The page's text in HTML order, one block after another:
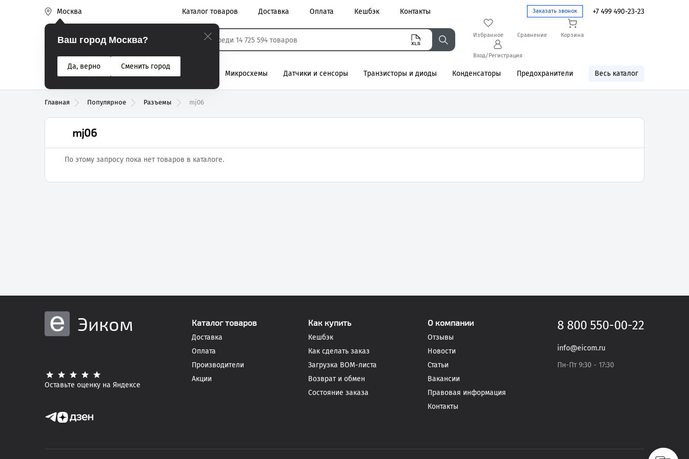
Москва Заказать звонок +7 499 490-23-23
Каталог товаров Доставка Оплата Кешбэк Контакты
Реле электромагнитные
Эиком Избранное Сравнение Корзина
Вход/Регистрация
Ваш город Москва?
Да, верно
Сменить город
% Акции
Разъемы Вентиляторы Микросхемы Датчики и сенсоры Транзисторы и диоды Конденсаторы Предохранители Весь каталог
Главная Популярное Разъемы mj06
mj06
По этому запросу пока нет товаров в каталоге.
Эиком
Оставьте оценку на Яндексе
Каталог товаров
Доставка
Оплата
Производители
Акции
Как купить
Кешбэк
Как сделать заказ
Загрузка BOM-листа
Возврат и обмен
Состояние заказа
О компании
Отзывы
Новости
Статьи
Вакансии
Правовая информация
Контакты
8 800 550-00-22
info@eicom.ru
Пн-Пт 9:30 - 17:30